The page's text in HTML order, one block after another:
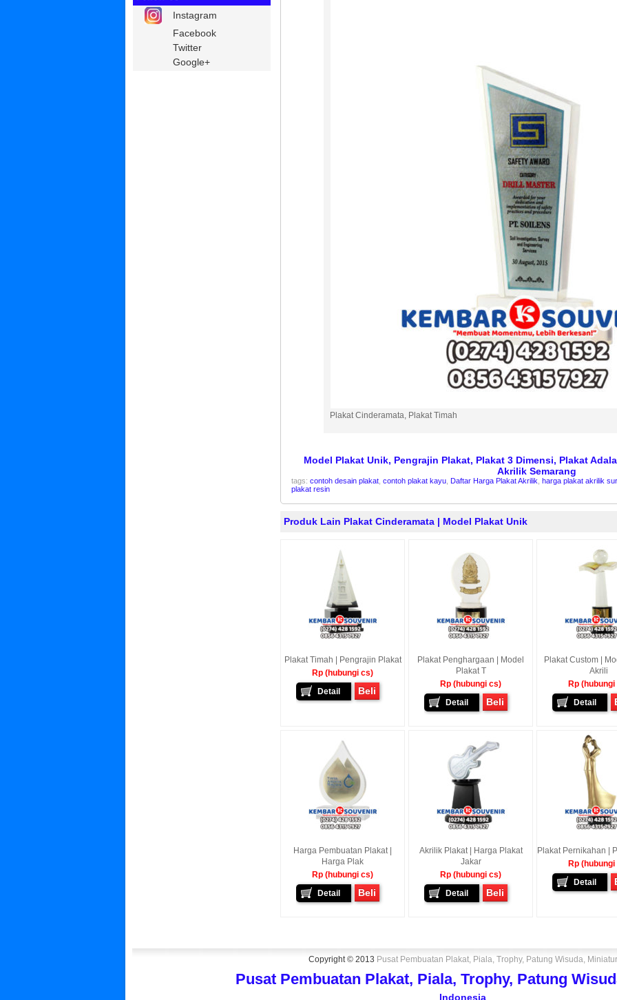
Plakat Cinderamata, Plakat Timah
Model Plakat Unik, Pengrajin Plakat, Plakat 3 Dimensi, Plakat
Akrilik Semarang
tags: contoh desain plakat contoh plakat kayu Daftar Harga Plakat Akrilik harga plakat akrilik
plakat resin
Produk Lain Plakat Cinderamata | Model Plakat Unik
Plakat Timah | Pengrajin Plakat
Rp (hubungi cs)
Detail
Beli
Plakat Penghargaan | Model
Plakat T
Rp (hubungi cs)
Detail
Beli
Plakat Custom |
Akrili
Rp
Detail
Harga Pembuatan Plakat |
Harga Plak
Rp (hubungi cs)
Detail
Beli
Akrilik Plakat | Harga Plakat
Jakar
Rp (hubungi cs)
Detail
Beli
Plakat Pernikahan |
Rp
Detail
Instagram
Facebook
Twitter
Google+
Copyright © 2013 Pusat Pembuatan Plakat, Piala, Trophy, Patung Wisuda, Miniatur
Pusat Pembuatan Plakat, Piala, Trophy, Patung
Indonesia